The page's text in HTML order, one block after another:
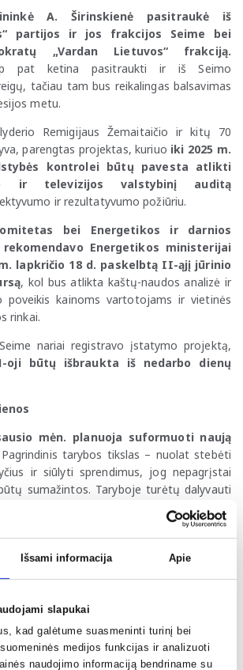
Išsami informacija Apie
slapukai
kad galėtume suasmeninti turinį bei
medijos funkcijas ir analizuoti
naudojimo informaciją bendriname su
A. Širinskienė pasitraukė iš
partijos ir jos frakcijos Seime bei
„Vardan Lietuvos“ frakciją.
pat ketina pasitraukti ir iš Seimo
tačiau tam bus reikalingas balsavimas
metu.
Remigijaus Žemaitaičio ir kitų 70
parengtas projektas, kuriuo iki 2025 m.
kontrolei būtų pavesta atlikti
ir televizijos valstybinį auditą
ir rezultatyvumo požiūriu.
bei Energetikos ir darnios
Energetikos ministerijai
lapkričio 18 d. paskelbtą II-ąjį jūrinio
, kol bus atlikta kaštų-naudos analizė ir
poveikis kainoms vartotojams ir vietinės
rinkai.
nariai registravo įstatymo projektą,
oji būtų išbraukta iš nedarbo dienų
mėn. planuoja suformuoti naują
tarybos tikslas – nuolat stebėti
ir siūlyti sprendimus, jog nepagrįstai
sumažintos. Taryboje turėtų dalyvauti
grandinės dalyviai: atsakingos institucijos,
ūkininkų atstovai, akademikai.
taryba sutarė 2026-2030 m.
identifikavo, jog 2025 m. vasarą Hagoje
bazinę kartelę pakelti bent iki 3
įsipareigojimas skirti bent po 2 %).